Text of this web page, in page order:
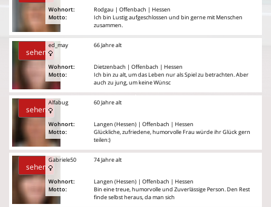
Wohnort:
Motto:
Rodgau | Offenbach | Hessen
Ich bin Lustig aufgeschlossen und bin gerne mit Menschen
zusammen.
sehen
ed_may
Wohnort:
Motto:
66 Jahre alt
Dietzenbach | Offenbach | Hessen
Ich bin zu alt, um das Leben nur als Spiel zu betrachten. Aber
auch zu jung, um keine Wünsc
sehen
Alfabug
Wohnort:
Motto:
60 Jahre alt
Langen (Hessen) | Offenbach | Hessen
Glückliche, zufriedene, humorvolle Frau würde ihr Glück gern
teilen:)
sehen
Gabriele50
Wohnort:
Motto:
74 Jahre alt
Langen (Hessen) | Offenbach | Hessen
Bin eine treue, humorvolle und Zuverlässige Person. Den Rest
finde selbst heraus, da man sich